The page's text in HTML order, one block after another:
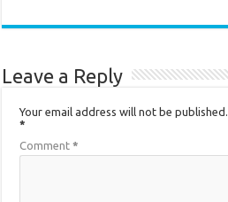
Leave a Reply
Your email address will not be published.
*
Comment*